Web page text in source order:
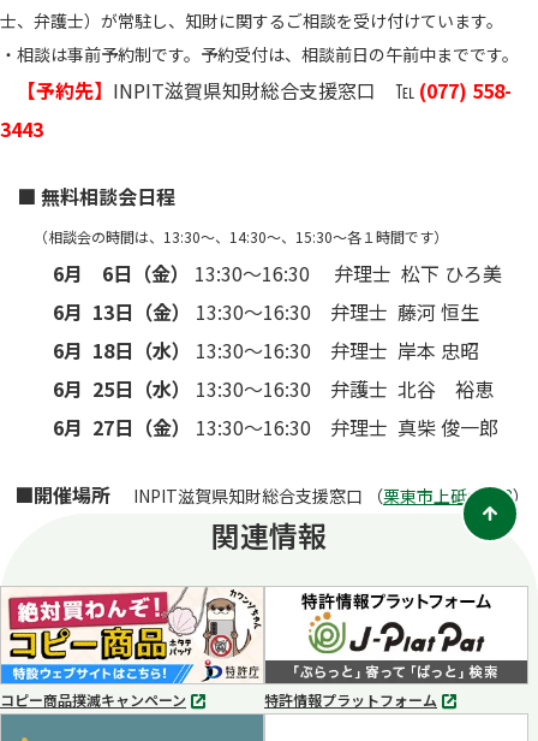
士、弁護士）が常駐し、知財に関するご相談を受け付けています。
・相談は事前予約制です。予約受付は、相談前日の午前中までです。
【予約先】 INPIT滋賀県知財総合支援窓口 ℡ (077) 558-
3443
■ 無料相談会日程
（相談会の時間は、13:30～、14:30～、15:30～各１時間です）
6月 6日（金） 13:30～16:30 弁理士 松下 ひろ美
6月 13日（金）
13:30～16:30 弁理士 藤河 恒生
6月 18日（水）
13:30～16:30 弁理士 岸本 忠昭
6月 25日（水） 13:30～16:30 弁護士 北谷 裕恵
6月 27日（金） 13:30～16:30 弁理士 真柴 俊一郎
■開催場所 INPIT滋賀県知財総合支援窓口 （栗東市上砥山232）
関連情報
コピー商品撲滅キャンペーン
別
特許情報プラットフォーム
別